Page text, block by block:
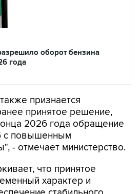
оборот бензина
года
признается
2026 года обращение
с повышенным
- отмечает министерство.
что принятое
стабильного
рынка автомобильным